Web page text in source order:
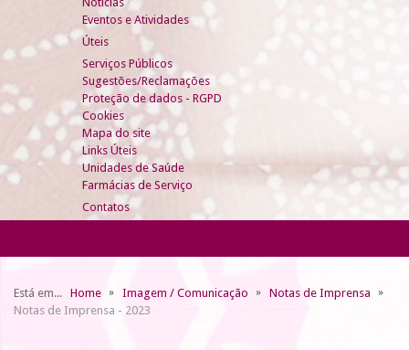
Eventos e Atividades
Úteis
Serviços Públicos
Sugestões/Reclamações
Proteção de dados - RGPD
Cookies
Mapa do site
Links Úteis
Unidades de Saúde
Farmácias de Serviço
Contatos
Está em... Home Imagem / Comunicação
Notas de Imprensa
Notas de Imprensa - 2023